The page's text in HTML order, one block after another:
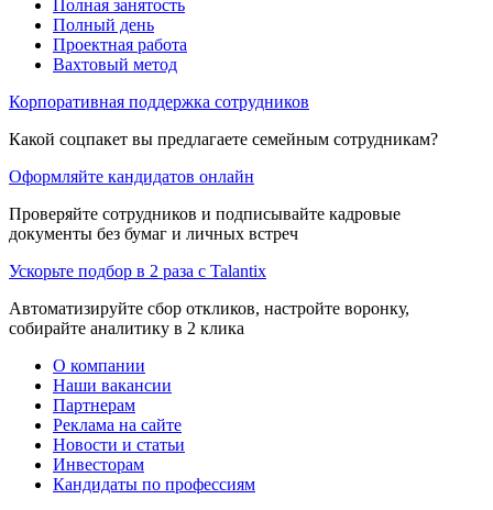
Полная занятость
Полный день
Проектная работа
Вахтовый метод
Корпоративная поддержка сотрудников
Какой соцпакет вы предлагаете семейным сотрудникам?
Оформляйте кандидатов онлайн
Проверяйте сотрудников и подписывайте кадровые
документы без бумаг и личных встреч
Ускорьте подбор в 2 раза с Talantix
Автоматизируйте сбор откликов, настройте воронку,
собирайте аналитику в 2 клика
О компании
Наши вакансии
Партнерам
Реклама на сайте
Новости и статьи
Инвесторам
Кандидаты по профессиям